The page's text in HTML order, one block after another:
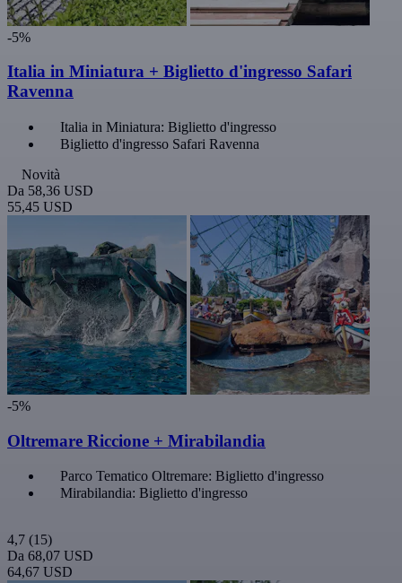
-5%
Italia in Miniatura + Biglietto d'ingresso Safari
Ravenna
Italia in Miniatura: Biglietto d'ingresso
Biglietto d'ingresso Safari Ravenna
Novità
Da 58,36 USD
55,45 USD
-5%
Oltremare Riccione + Mirabilandia
Parco Tematico Oltremare: Biglietto d'ingresso
Mirabilandia: Biglietto d'ingresso
4,7 (15)
Da 68,07 USD
64,67 USD